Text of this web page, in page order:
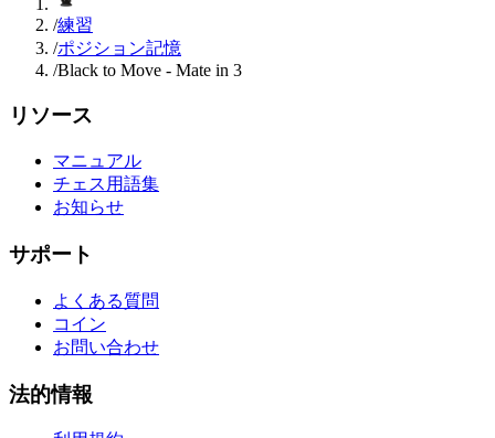
/練習
/ポジション記憶
/Black to Move - Mate in 3
リソース
マニュアル
チェス用語集
お知らせ
サポート
よくある質問
コイン
お問い合わせ
法的情報